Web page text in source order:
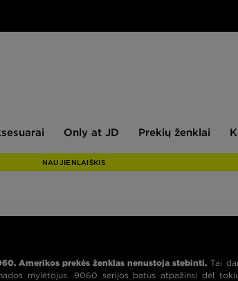
JD
Only at JD
ženklai
Prekių ženklai
NAUJIENLAIŠKIS
Amerikos prekės ženklas nenustoja stebinti. Tai
mylėtojus. 9060 serijos batus atpažinsi dėl